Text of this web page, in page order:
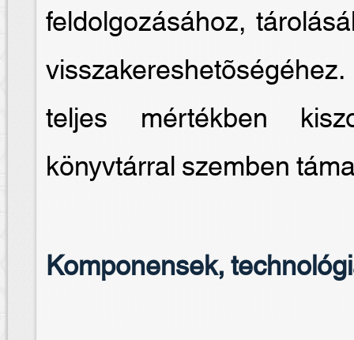
feldolgozásához,
teljes mértékben
könyvtárral szemben
Komponensek,